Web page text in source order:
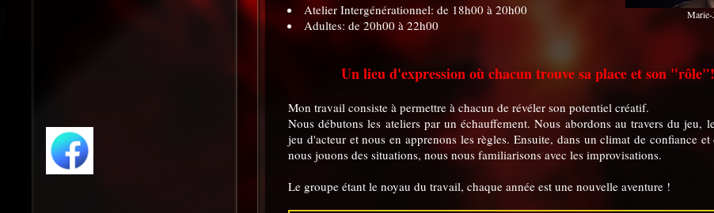
Atelier Intergénérationnel: de 18h00 à 20h00
Adultes: de 20h00 à 22h00
Marie-
Un lieu d'expression où chacun trouve sa place et son "rôle"!
Mon travail consiste à permettre à chacun de révéler son potentiel créatif.
Nous débutons les ateliers par un échauffement. Nous abordons au travers du jeu,
jeu d'acteur et nous en apprenons les règles. Ensuite, dans un climat de confiance et
nous jouons des situations, nous nous familiarisons avec les improvisations.
Le groupe étant le noyau du travail, chaque année est une nouvelle aventure !